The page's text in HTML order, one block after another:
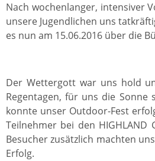
Nach wochenlanger, intensiver
unsere Jugendlichen uns
es nun am 15.06.2016 über die
Der Wettergott war uns hold
Regentagen, für uns die Sonne
konnte unser Outdoor-Fest
Teilnehmer bei den HIGHLAND
Besucher zusätzlich machten
Erfolg.